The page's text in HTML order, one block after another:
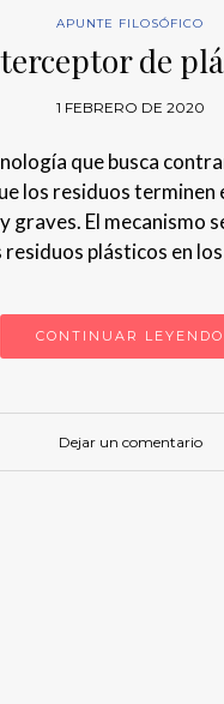
APUNTE FILOSÓFICO
de
1 FEBRERO DE 2020
que busca
los residuos
graves. El mecanismo
plásticos en
CONTINUAR LEYENDO
Dejar un comentario